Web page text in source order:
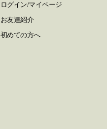
ログイン/マイページ
お友達紹介
初めての方へ